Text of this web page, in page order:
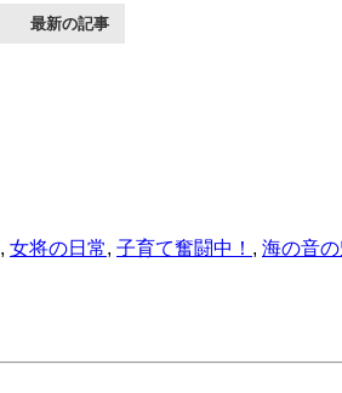
最新の記事
, 女将の日常, 子育て奮闘中！ , 海の音